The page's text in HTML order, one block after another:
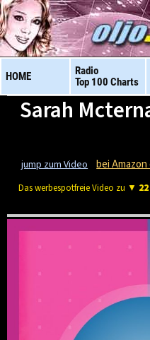
HOME
Radio
Top 100 Charts
Sarah
jump zum Video bei
Das werbespotfreie Video zu ▼ 22